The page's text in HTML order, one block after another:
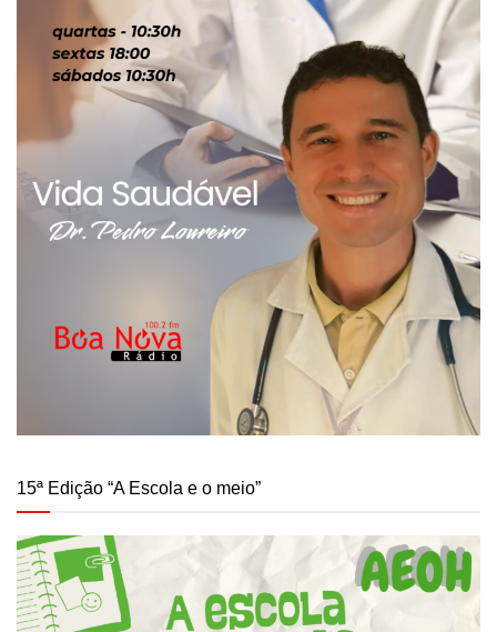
15ª Edição “A Escola e o meio”